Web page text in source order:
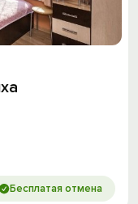
Бесплатая отмена